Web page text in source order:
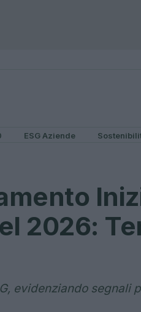
ESG Aziende
2026:
evidenziando segnali